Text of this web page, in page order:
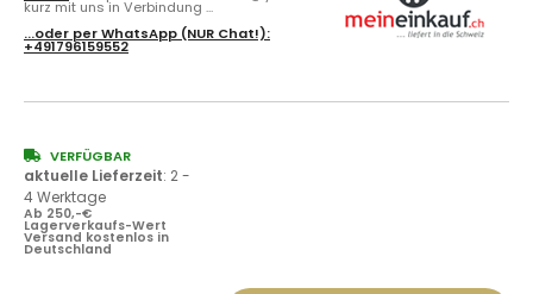
kurz mit uns in Verbindung ...
...oder perWhatsApp (NUR Chat!):
+491796159552
VERFÜGBAR
aktuelle Lieferzeit: 2 -
4 Werktage
Ab 250,-€
Lagerverkaufs-Wert
Versand kostenlos in
Deutschland